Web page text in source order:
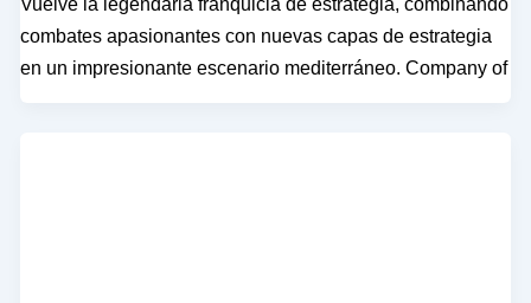
combates apasionantes con nuevas capas de estrategia
en un impresionante escenario mediterráneo. Company of